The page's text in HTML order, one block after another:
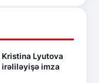
Kristina Lyutova
imza